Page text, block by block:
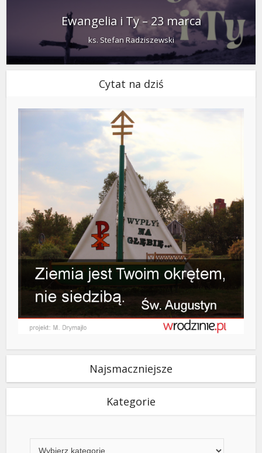
Ewangelia i Ty – 23 marca
ks. Stefan Radziszewski
Cytat na dziś
Najsmaczniejsze
Kategorie